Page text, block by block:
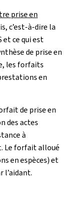
prise en
c’est-à-dire la
et ce qui est
de prise en
les forfaits
en
de prise en
des actes
à
Le forfait alloué
en espèces) et
l’aidant.